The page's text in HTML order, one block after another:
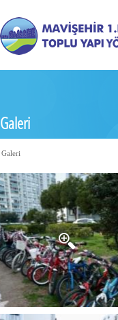
Galeri
Galeri